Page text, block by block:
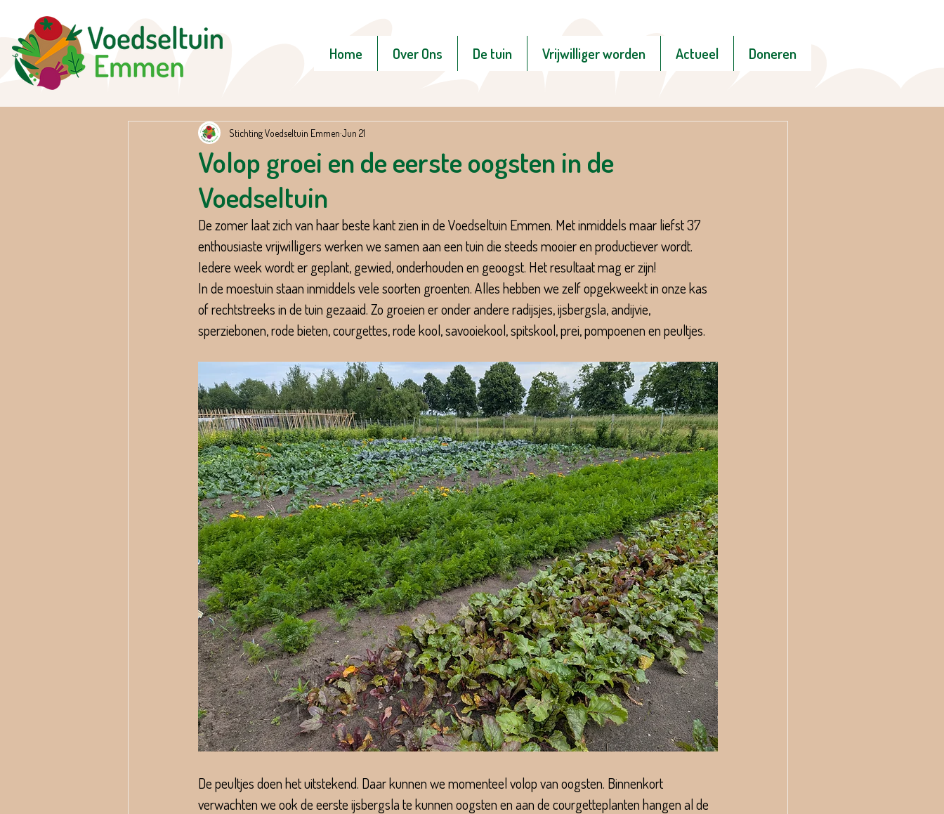
Home Over Ons De tuin Vrijwilliger worden Actueel Doneren
Volop groei en de eerste oogsten in de
Voedseltuin
Stichting Voedseltuin Emmen Jun 21
De zomer laat zich van haar beste kant zien in de Voedseltuin Emmen. Met inmiddels maar liefst 37
enthousiaste vrijwilligers werken we samen aan een tuin die steeds mooier en productiever wordt.
Iedere week wordt er geplant, gewied, onderhouden en geoogst. Het resultaat mag er zijn!
In de moestuin staan inmiddels vele soorten groenten. Alles hebben we zelf opgekweekt in onze kas
of rechtstreeks in de tuin gezaaid. Zo groeien er onder andere radijsjes, ijsbergsla, andijvie,
sperziebonen, rode bieten, courgettes, rode kool, savooiekool, spitskool, prei, pompoenen en peultjes.
De peultjes doen het uitstekend. Daar kunnen we momenteel volop van oogsten. Binnenkort
verwachten we ook de eerste ijsbergsla te kunnen oogsten en aan de courgetteplanten hangen al de